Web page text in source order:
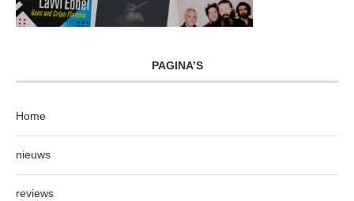
PAGINA’S
Home
nieuws
reviews